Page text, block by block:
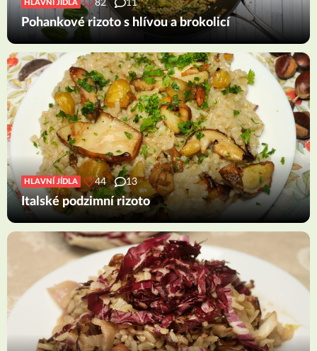
HLAVNÍ JÍDLA 82 11
Pohankové rizoto s hlívou a brokolicí
HLAVNÍ JÍDLA 44 13
Italské podzimní rizoto